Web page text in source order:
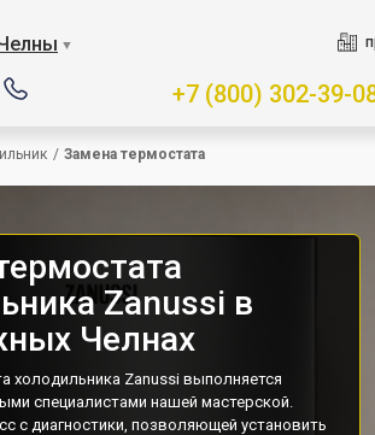
▼
+7 (800) 302-39-
/ Замена термостата
Zanussi в
Челнах
холодильника Zanussi выполняется
специалистами нашей мастерской.
с диагностики, позволяющей установить